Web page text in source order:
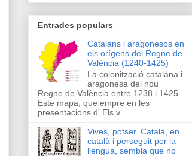
Entrades populars
Catalans i aragonesos en
els orígens del Regne de
València (1240-1425)
La colonització catalana i
aragonesa del nou
Regne de València entre 1238 i 1425
Este mapa, que empre en les
presentacions d' Els v...
Vives, potser. Català, en
català i perseguit per la
llengua, sembla que no